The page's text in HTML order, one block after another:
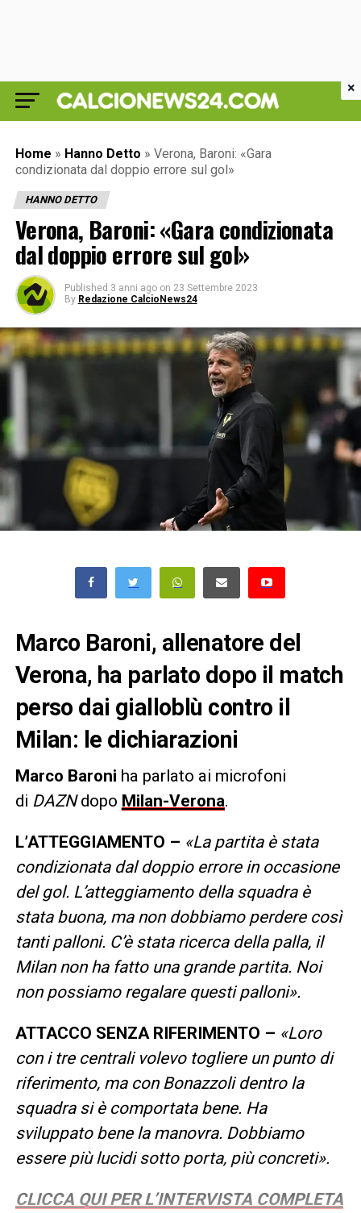
Home » Hanno Detto » Verona, Baroni: «Gara
condizionata dal doppio errore sul gol»
HANNO DETTO
Verona, Baroni: «Gara condizionata
dal doppio errore sul gol»
Published 3 anni ago on 23 Settembre 2023
By Redazione CalcioNews24
Marco Baroni, allenatore del
Verona, ha parlato dopo il match
perso dai gialloblù contro il
Milan: le dichiarazioni
Marco Baroni ha parlato ai microfoni
di DAZNdopo Milan-Verona.
L’ATTEGGIAMENTO – «La partita è stata
condizionata dal doppio errore in occasione
del gol. L’atteggiamento della squadra è
stata buona, ma non dobbiamo perdere così
tanti palloni. C’è stata ricerca della palla, il
Milan non ha fatto una grande partita. Noi
non possiamo regalare questi palloni».
ATTACCO SENZA RIFERIMENTO – «Loro
con i tre centrali volevo togliere un punto di
riferimento, ma con Bonazzoli dentro la
squadra si è comportata bene. Ha
sviluppato bene la manovra. Dobbiamo
essere più lucidi sotto porta, più concreti».
CLICCA QUI PER L’INTERVISTA COMPLETA
×